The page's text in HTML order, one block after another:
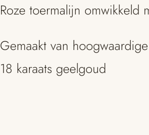
Roze toermalijn omwikkeld
Gemaakt van
18 karaats geelgoud